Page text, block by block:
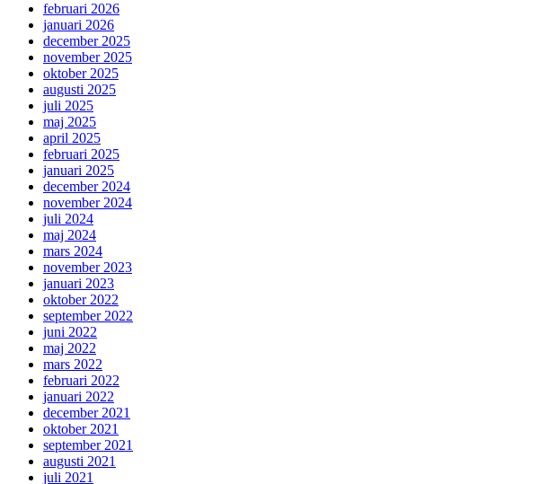
februari 2026
januari 2026
december 2025
november 2025
oktober 2025
augusti 2025
juli 2025
maj 2025
april 2025
februari 2025
januari 2025
december 2024
november 2024
juli 2024
maj 2024
mars 2024
november 2023
januari 2023
oktober 2022
september 2022
juni 2022
maj 2022
mars 2022
februari 2022
januari 2022
december 2021
oktober 2021
september 2021
augusti 2021
juli 2021